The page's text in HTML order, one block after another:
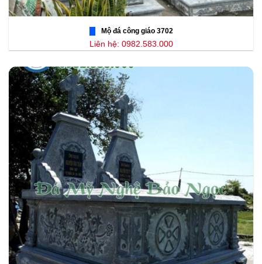
Mộ đá công giáo 3702
Liên hệ: 0982.583.000